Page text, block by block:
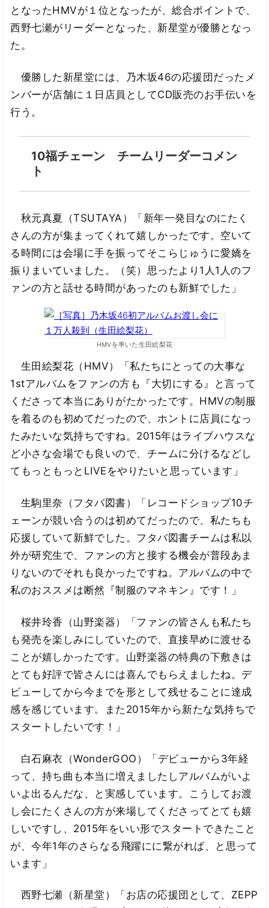
となったHMVが１位となったが、総合ポイントで、
西野七瀬がリーダーとなった、新星堂が優勝となっ
た。
優勝した新星堂には、乃木坂46の応援団だったメ
ンバーが店舗に１日店員としてCD販売のお手伝いを
行う。
10福チェーン チームリーダーコメン
ト
秋元真夏（TSUTAYA）「新年一発目なのにたく
さんの方が集まってくれて嬉しかったです。空いて
る時間には会場に手を振ってそこらじゅうに愛嬌を
振りまいていました。（笑）思ったより1人1人のフ
ァンの方と話せる時間があったのも新鮮でした」
HMVを率いた生田絵梨花
生田絵梨花（HMV）「私たちにとっての大事な
1stアルバムをファンの方も『大切にする』と言って
くださって本当にありがたかったです。HMVの制服
を着るのも初めてだったので、ホントに店員になっ
たみたいな気持ちですね。2015年はライブハウスな
ど小さな会場でも良いので、チームに分けるなどし
てもっともっとLIVEをやりたいと思っています」
生駒里奈（フタバ図書）「レコードショップ10チ
ェーンが競い合うのは初めてだったので、私たちも
応援していて新鮮でした。フタバ図書チームは私以
外が研究生で、ファンの方と接する機会が普段あま
りないのでそれも良かったですね。アルバムの中で
私のおススメは断然『制服のマネキン』です！」
桜井玲香（山野楽器）「ファンの皆さんも私たち
も発売を楽しみにしていたので、直接早めに渡せる
ことが嬉しかったです。山野楽器の特典の下敷きは
とても好評で皆さんには喜んでもらえましたね。デ
ビューしてから今までを形として残せることに達成
感を感じています。また2015年から新たな気持ちで
スタートしたいです！」
白石麻衣（WonderGOO）「デビューから3年経
って、持ち曲も本当に増えましたしアルバムがいよ
いよ出るんだな、と実感しています。こうしてお渡
し会にたくさんの方が来場してくださってとても嬉
しいですし、2015年をいい形でスタートできたこと
が、今年1年のさらなる飛躍にに繋がれば、と思って
います」
西野七瀬（新星堂）「お店の応援団として、ZEPP